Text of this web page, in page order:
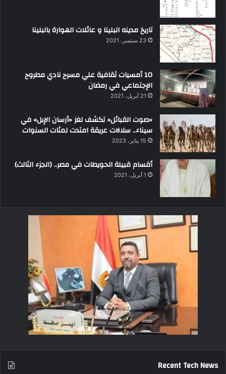
تاريخ مدينه البلينا و عائلات الهوارة بالبلينا
23 سبتمبر، 2021
10 أمسيات ثقافية علي مسرح نادي مطروح
الإجتماعي في رمضان
21 أبريل، 2021
«صوت القبائل» تكشف لغز «أرسان الإبل» في
سيناء.. سلالات عريقة امتدت لمئات السنوات
15 يناير، 2023
أقسام قبيلة الحويطات في مصر.. (الجزء الثالث)
1 أبريل، 2021
Recent Tech News